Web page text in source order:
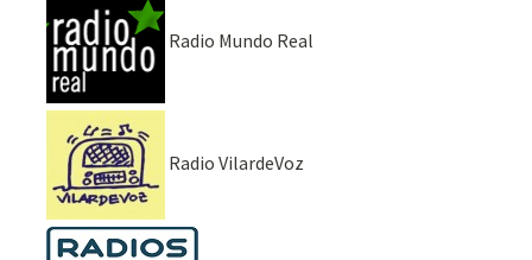
Radio Mundo Real
Radio VilardeVoz